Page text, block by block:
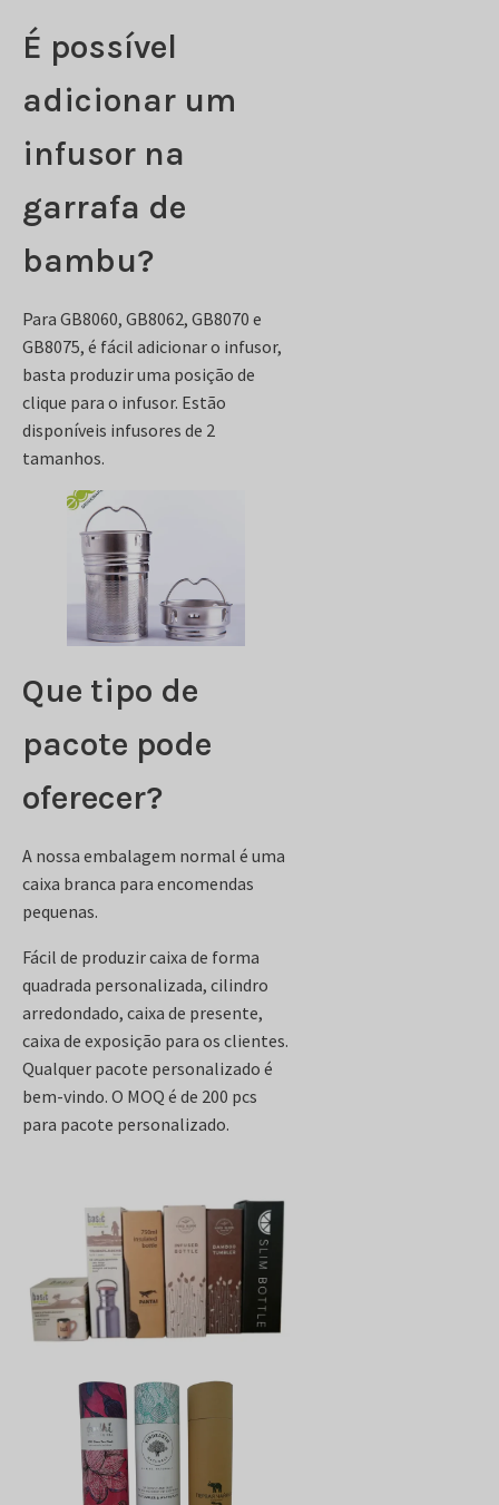
É possível
adicionar um
infusor na
garrafa de
bambu?
Para GB8060, GB8062, GB8070 e
GB8075, é fácil adicionar o infusor,
basta produzir uma posição de
clique para o infusor. Estão
disponíveis infusores de 2
tamanhos.
Que tipo de
pacote pode
oferecer?
A nossa embalagem normal é uma
caixa branca para encomendas
pequenas.
Fácil de produzir caixa de forma
quadrada personalizada, cilindro
arredondado, caixa de presente,
caixa de exposição para os clientes.
Qualquer pacote personalizado é
bem-vindo. O MOQ é de 200 pcs
para pacote personalizado.